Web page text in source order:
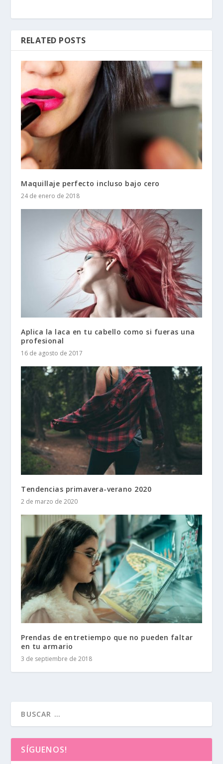
RELATED POSTS
Maquillaje perfecto incluso bajo cero
24 de enero de 2018
Aplica la laca en tu cabello como si fueras una
profesional
16 de agosto de 2017
Tendencias primavera-verano 2020
2 de marzo de 2020
Prendas de entretiempo que no pueden faltar
en tu armario
3 de septiembre de 2018
SÍGUENOS!